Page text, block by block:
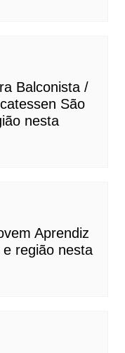
Balconista /
São
nesta
Aprendiz
região nesta